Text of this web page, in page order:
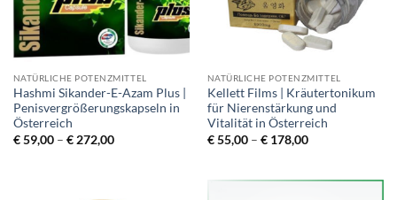
NATÜRLICHE POTENZMITTEL
Hashmi Sikander-E-Azam Plus |
Penisvergrößerungskapseln in
Österreich
€59,00 – €272,00Price
NATÜRLICHE POTENZMITTEL
Kellett Films | Kräutertonikum
für Nierenstärkung und
Vitalität in Österreich
€55,00 – €178,00Price
€ 178,00